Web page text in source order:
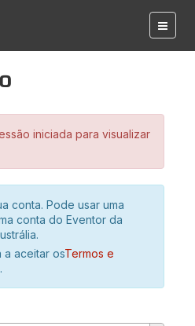
iniciada para visualizar
conta. Pode usar uma
conta do Eventor da
a aceitar osTermos e
.